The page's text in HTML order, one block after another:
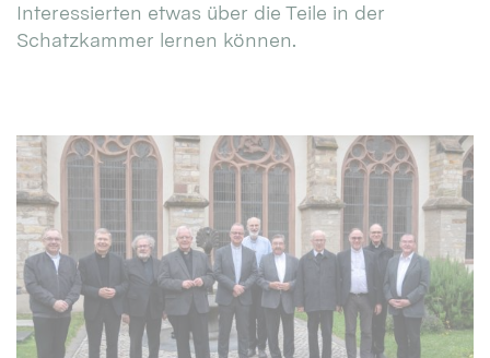
Interessierten etwas über die Teile in der
Schatzkammer lernen können.